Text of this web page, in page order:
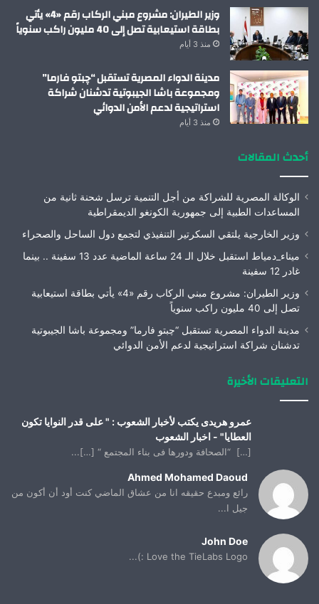
وزير الطيران: مشروع مبني الركاب رقم «4» يأتي
بطاقة استيعابية تصل إلى 40 مليون راكب سنوياً
منذ 3 أيام
مدينة الدواء المصرية تستقبل “چبتو فارما”
ومجموعة باشا الجيبوتية تدشنان شراكة
استراتيجية لدعم الأمن الدوائي
منذ 3 أيام
أحدث المقالات
الوكالة المصرية للشراكة من أجل التنمية ترسل شحنة ثانية من
المساعدات الطبية إلى جمهورية الكونغو الديمقراطية
وزير الخارجية يلتقي السكرتير التنفيذي لتجمع دول الساحل والصحراء
ميناء_دمياط استقبل خلال الـ 24 ساعة الماضية عدد 13 سفينة .. بينما
غادر 12 سفينة
وزير الطيران: مشروع مبني الركاب رقم «4» يأتي بطاقة استيعابية
تصل إلى 40 مليون راكب سنوياً
مدينة الدواء المصرية تستقبل “چبتو فارما” ومجموعة باشا الجيبوتية
تدشنان شراكة استراتيجية لدعم الأمن الدوائي
التعليقات الأخيرة
عمرو هريدى يكتب لأخبار الشعوب : " على قدر النوايا تكون
العطايا" - اخبار الشعوب
[…] “الصحافة ودورها فى بناء المجتمع “ […]...
Ahmed Mohamed Daoud
رائع ومبدع حقيقه انا من عشاق الماضي كنت أود أن أكون من
جيل ا...
John Doe
Love the TieLabs Logo :)...